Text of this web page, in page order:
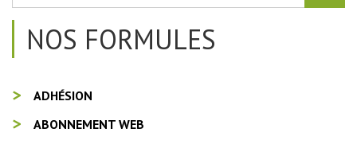
NOS FORMULES
ADHÉSION
ABONNEMENT WEB